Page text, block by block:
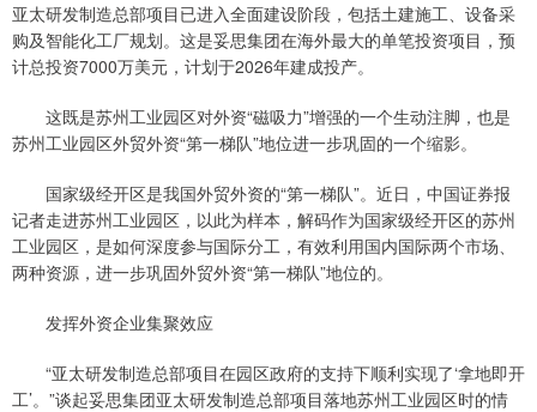
亚太研发制造总部项目已进入全面建设阶段，包括土建施工、设备采
购及智能化工厂规划。这是妥思集团在海外最大的单笔投资项目，预
计总投资7000万美元，计划于2026年建成投产。
这既是苏州工业园区对外资“磁吸力”增强的一个生动注脚，也是
苏州工业园区外贸外资“第一梯队”地位进一步巩固的一个缩影。
国家级经开区是我国外贸外资的“第一梯队”。近日，中国证券报
记者走进苏州工业园区，以此为样本，解码作为国家级经开区的苏州
工业园区，是如何深度参与国际分工，有效利用国内国际两个市场、
两种资源，进一步巩固外贸外资“第一梯队”地位的。
发挥外资企业集聚效应
“亚太研发制造总部项目在园区政府的支持下顺利实现了‘拿地即开
工’。”谈起妥思集团亚太研发制造总部项目落地苏州工业园区时的情